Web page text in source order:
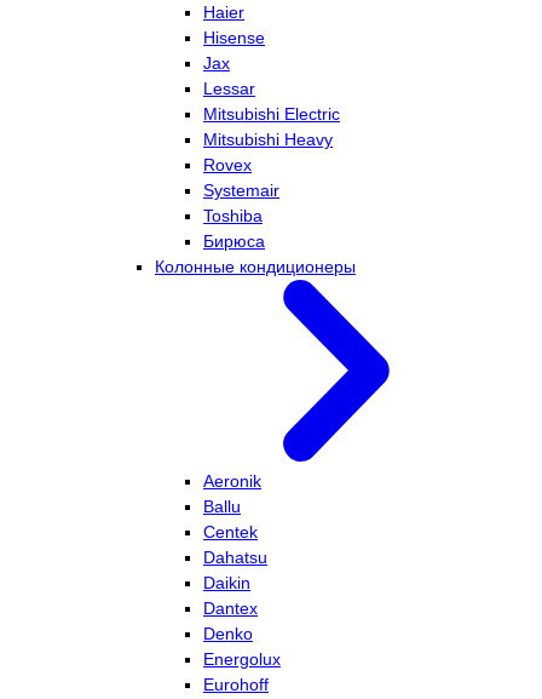
Haier
Hisense
Jax
Lessar
Mitsubishi Electric
Mitsubishi Heavy
Rovex
Systemair
Toshiba
Бирюса
Колонные кондиционеры
Aeronik
Ballu
Centek
Dahatsu
Daikin
Dantex
Denko
Energolux
Eurohoff